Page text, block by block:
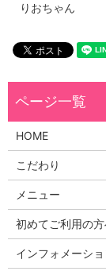
りおちゃん
HOME
こだわり
メニュー
初めてご利用の
インフォメーショ